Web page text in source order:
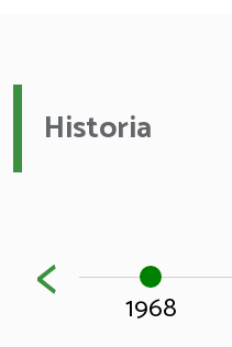
Historia
< 1968